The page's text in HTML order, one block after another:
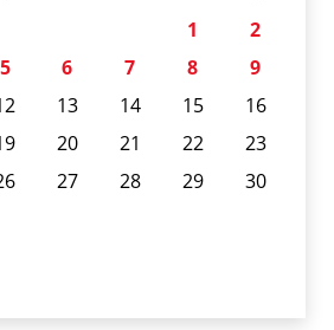
1
2
5 6 7 8
9
13 14 15
16
20 21 22
23
27 28 29
30